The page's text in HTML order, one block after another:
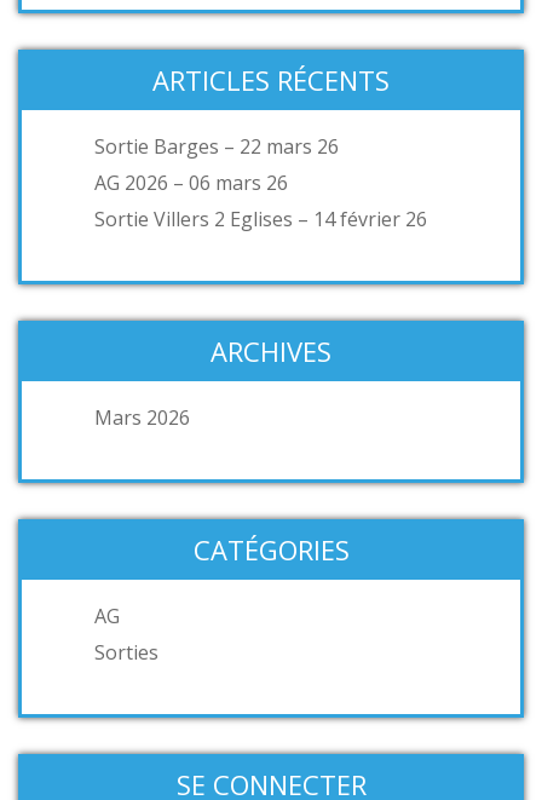
ARTICLES RÉCENTS
Sortie Barges – 22 mars 26
AG 2026 – 06 mars 26
Sortie Villers 2 Eglises – 14 février 26
ARCHIVES
Mars 2026
CATÉGORIES
AG
Sorties
SE CONNECTER